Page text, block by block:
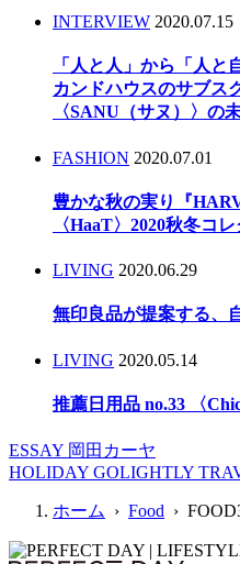
INTERVIEW 2020.07.15
「人と人」から「人と
カンドハウスのサブス
〈SANU（サヌ）〉の
FASHION 2020.07.01
豊かな秋の実り『
〈HaaT〉2020秋冬コ
LIVING 2020.06.29
無印良品が提案する、
LIVING 2020.05.14
推薦日用品 no.33 〈
ESSAY 岡田カーヤ
HOLIDAY GOLIGHTLY
ホーム › Food ›